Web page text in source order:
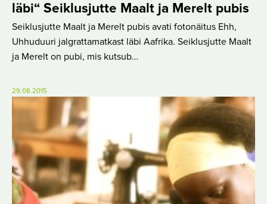
läbi“ Seiklusjutte Maalt ja Merelt pubis
Seiklusjutte Maalt ja Merelt pubis avati fotonäitus Ehh,
Uhhuduuri jalgrattamatkast läbi Aafrika. Seiklusjutte Maalt
ja Merelt on pubi, mis kutsub…
29.08.2015